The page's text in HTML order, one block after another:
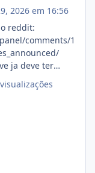
2026 em 16:56
reddit:
comments/1
ja deve ter